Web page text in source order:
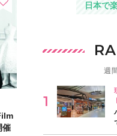
催
日本で
週